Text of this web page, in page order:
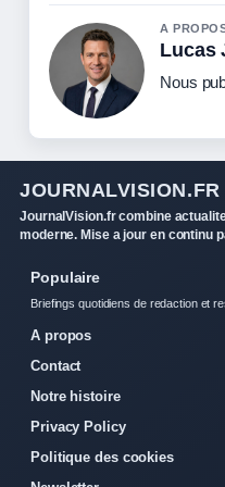
A
Lucas
Nous
JOURNALVISION.FR
JournalVision.fr combine
moderne. Mise a jour en continu
Populaire
Briefings quotidiens de redaction et
A propos
Contact
Notre histoire
Privacy Policy
Politique des cookies